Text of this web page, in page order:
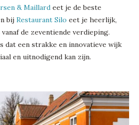
& Maillard eet je de beste
bij Restaurant Silo eet je heerlijk,
de zeventiende verdieping.
dat een strakke en innovatieve wijk
en uitnodigend kan zijn.